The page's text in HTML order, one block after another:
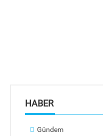
HABER
Gündem